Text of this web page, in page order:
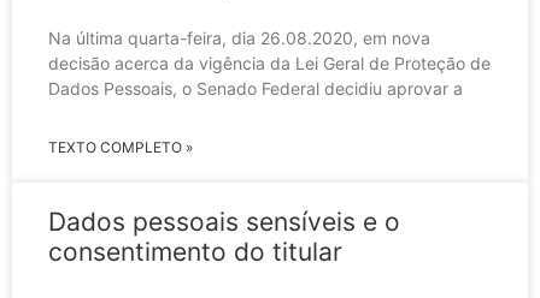
Na última quarta-feira, dia 26.08.2020, em nova
decisão acerca da vigência da Lei Geral de Proteção de
Dados Pessoais, o Senado Federal decidiu aprovar a
TEXTO COMPLETO »
Dados pessoais sensíveis e o
consentimento do titular